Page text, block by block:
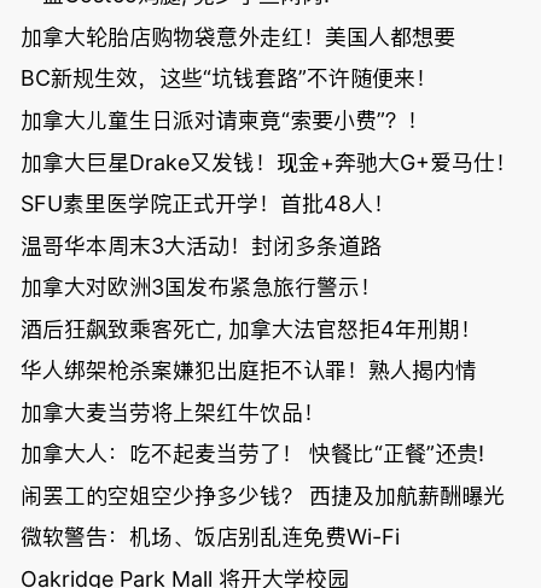
加拿大轮胎店购物袋意外走红！美国人都想要
BC新规生效，这些“坑钱套路”不许随便来！
加拿大儿童生日派对请柬竟“索要小费”？！
加拿大巨星Drake又发钱！现金+奔驰大G+爱马仕！
SFU素里医学院正式开学！首批48人！
温哥华本周末3大活动！封闭多条道路
加拿大对欧洲3国发布紧急旅行警示！
酒后狂飙致乘客死亡, 加拿大法官怒拒4年刑期！
华人绑架枪杀案嫌犯出庭拒不认罪！熟人揭内情
加拿大麦当劳将上架红牛饮品！
加拿大人：吃不起麦当劳了！ 快餐比“正餐”还贵!
闹罢工的空姐空少挣多少钱？ 西捷及加航薪酬曝光
微软警告：机场、饭店别乱连免费Wi-Fi
Oakridge Park Mall 将开大学校园